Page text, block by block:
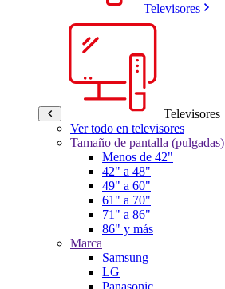
Televisores
Televisores
Ver todo en televisores
Tamaño de pantalla (pulgadas)
Menos de 42"
42" a 48"
49" a 60"
61" a 70"
71" a 86"
86" y más
Marca
Samsung
LG
Panasonic